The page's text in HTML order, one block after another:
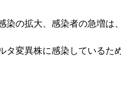
染の拡大、感染者の急増は
タ変異株に感染しているた